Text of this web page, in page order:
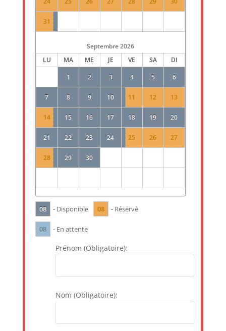
31
Septembre2026
LU
MA ME JE VE SA
DI
1
2 3 4 5 6
7 8 9 10 11 12 13
14 15 16 17 18 19 20
21 22 23 24 25 26 27
28 29 30
08 - Disponible 08 - Réservé
08 - En attente
Prénom (Obligatoire):
Nom (Obligatoire):